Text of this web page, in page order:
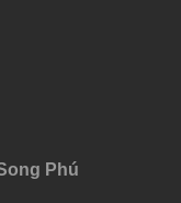
Phú